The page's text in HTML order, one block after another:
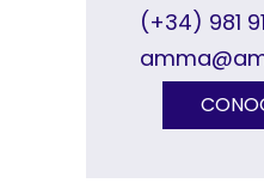
(+34) 981